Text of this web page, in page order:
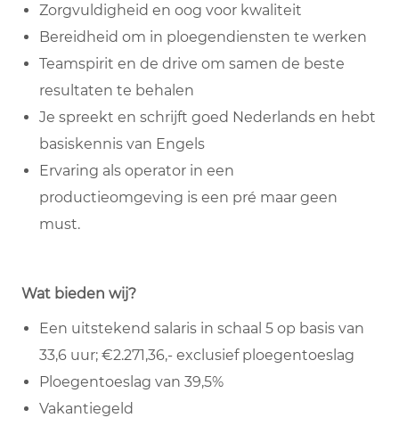
Zorgvuldigheid en oog voor kwaliteit
Bereidheid om in ploegendiensten te werken
Teamspirit en de drive om samen de beste
resultaten te behalen
Je spreekt en schrijft goed Nederlands en hebt
basiskennis van Engels
Ervaring als operator in een
productieomgeving is een pré maar geen
must.
Wat bieden wij?
Een uitstekend salaris in schaal 5 op basis van
33,6 uur; €2.271,36,- exclusief ploegentoeslag
Ploegentoeslag van 39,5%
Vakantiegeld